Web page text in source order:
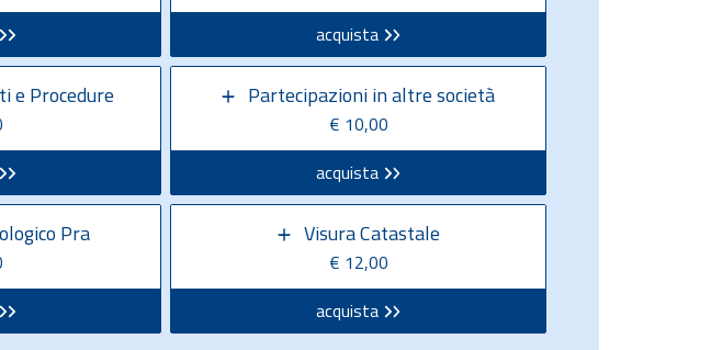
acquista
e Procedure Partecipazioni in altre società
€ 10,00
acquista
Pra Visura Catastale
€ 12,00
acquista